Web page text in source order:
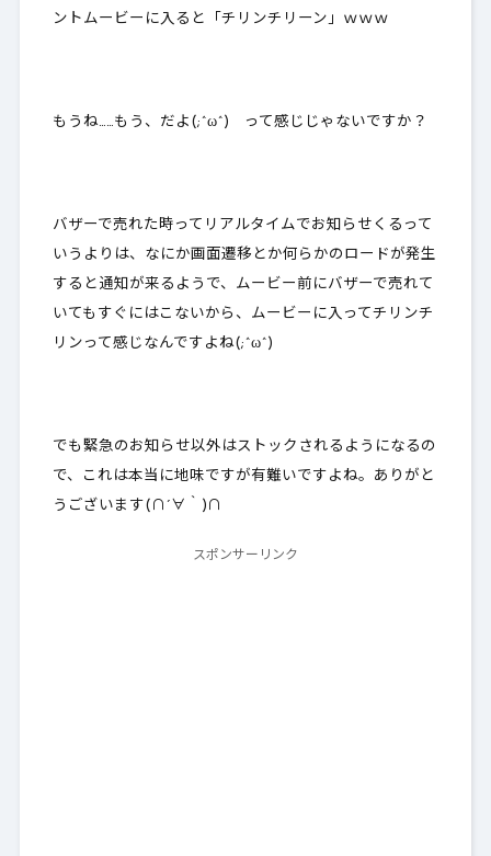
ントムービーに入ると「チリンチリーン」ｗｗｗ
もうね……もう、だよ(;^ω^) って感じじゃないですか？
バザーで売れた時ってリアルタイムでお知らせくるって
いうよりは、なにか画面遷移とか何らかのロードが発生
すると通知が来るようで、ムービー前にバザーで売れて
いてもすぐにはこないから、ムービーに入ってチリンチ
リンって感じなんですよね(;^ω^)
でも緊急のお知らせ以外はストックされるようになるの
で、これは本当に地味ですが有難いですよね。ありがと
うございます(∩´∀｀)∩
スポンサーリンク